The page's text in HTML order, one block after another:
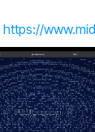
https://